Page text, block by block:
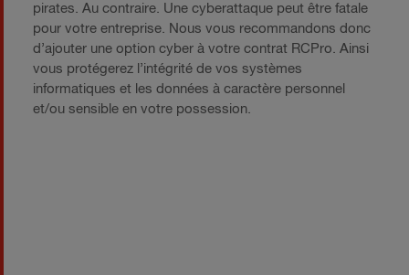
pirates. Au contraire. Une cyberattaque peut être fatale
pour votre entreprise. Nous vous recommandons donc
d’ajouter une option cyber à votre contrat RCPro. Ainsi
vous protégerez l’intégrité de vos systèmes
informatiques et les données à caractère personnel
et/ou sensible en votre possession.